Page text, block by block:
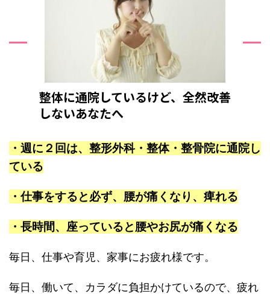
整体に通院しているけど、全然改善
しないあなたへ
・週に２回は、整形外科・整体・整骨院に通院し
ている
・仕事をすると必ず、腰が痛くなり、痺れる
・長時間、座っていると腰やお尻が痛くなる
毎日、仕事や育児、家事にお疲れ様です。
毎日、働いて、カラダに負担かけているので、疲れ